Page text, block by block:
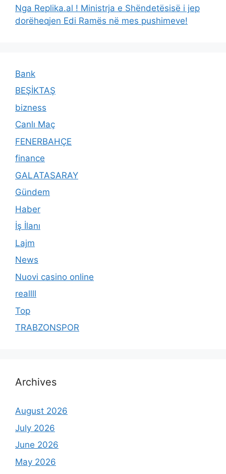
Nga Replika.al ! Ministrja e Shëndetësisë i jep
dorëheqjen Edi Ramës në mes pushimeve!
Bank
BEŞİKTAŞ
bizness
Canlı Maç
FENERBAHÇE
finance
GALATASARAY
Gündem
Haber
İş İlanı
Lajm
News
Nuovi casino online
reallll
Top
TRABZONSPOR
Archives
August 2026
July 2026
June 2026
May 2026